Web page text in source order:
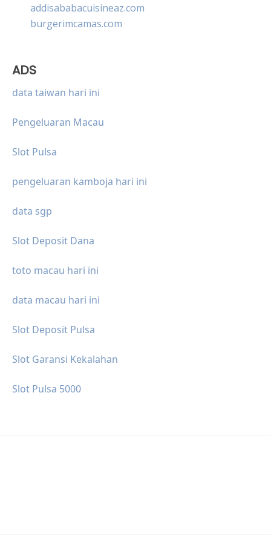
addisababacuisineaz.com
burgerimcamas.com
ADS
data taiwan hari ini
Pengeluaran Macau
Slot Pulsa
pengeluaran kamboja hari ini
data sgp
Slot Deposit Dana
toto macau hari ini
data macau hari ini
Slot Deposit Pulsa
Slot Garansi Kekalahan
Slot Pulsa 5000